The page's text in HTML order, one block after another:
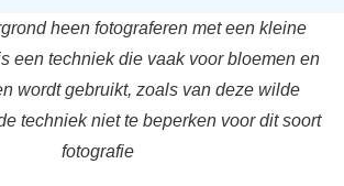
heen fotograferen met een kleine
een techniek die vaak voor bloemen en
wordt gebruikt, zoals van deze wilde
techniek niet te beperken voor dit soort
fotografie